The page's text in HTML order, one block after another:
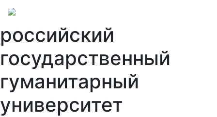
российский
государственный
гуманитарный
университет